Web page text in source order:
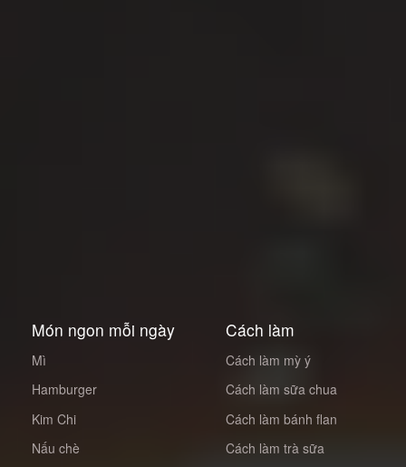
Món ngon mỗi ngày
Mì
Hamburger
Kim Chi
Nấu chè
Cách làm
Cách làm mỳ ý
Cách làm sữa chua
Cách làm bánh flan
Cách làm trà sữa